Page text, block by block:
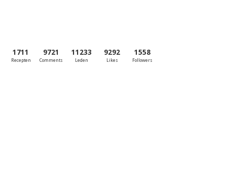
1711
Recepten
9721
Comments
11233
Leden
9292
Likes
1558
Followers